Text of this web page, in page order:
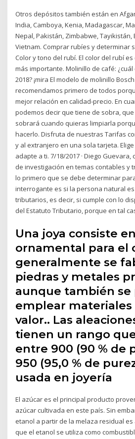
Otros depósitos también están en
India, Camboya, Kenia, Madagascar,
Nepal, Pakistán, Zimbabwe, Tayikistán,
Vietnam. Comprar rubíes y determinar
Color y tono del rubí. El color del rubí
más importante. Molinillo de café:
2018? ¡mira El modelo de molinillo
recomendamos primero de todos
mejor relación en calidad-precio. En
podemos decir que tiene de sobra,
sobrará cuando quieras limpiarla
hacerlo. Disfruta de nuestras Tarifas
y al extranjero en una sola tarjeta.
adapte a ti. 7/18/2017 · Diego
de investigación en temas contables y
lo primero que se debe determinar
interrogante es si la persona natural
tributarios, es decir, si cumple con lo
del Estatuto Tributario, porque en tal
Una joya consiste
ornamental para el
generalmente se
piedras y metales
aunque también se
emplear
valor.. Las
tienen un rango
entre 900 (90 % de
950 (95,0 % de
usada en joyería
El azúcar es el principal producto
azúcar cultivada en este país. Sin
etanol a partir de la melaza residual
que el etanol se utiliza como